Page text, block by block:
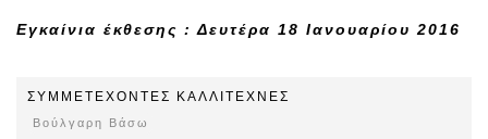
Εγκαίνια έκθεσης : Δευτέρα 18 Ιανουαρίου 2016
ΣΥΜΜΕΤEΧOΝΤΕΣ ΚΑΛΛΙΤΕΧΝΕΣ
Βούλγαρη Βάσω